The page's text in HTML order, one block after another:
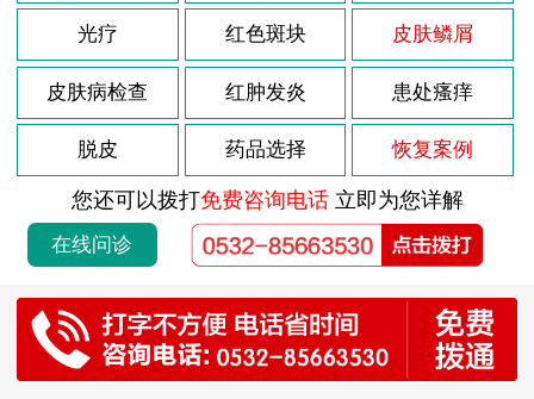
光疗 红色斑块 皮肤鳞屑
皮肤病检查 红肿发炎 患处瘙痒
脱皮 药品选择 恢复案例
您还可以拨打免费咨询电话立即为您详解
在线问诊